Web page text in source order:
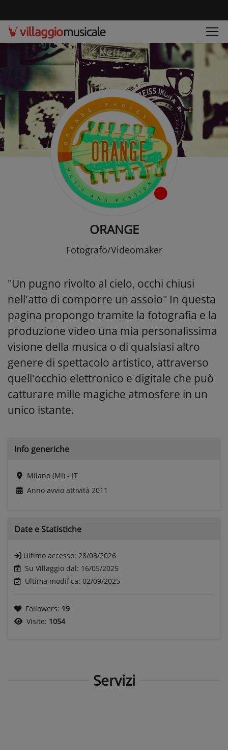
ORANGE
Fotografo/Videomaker
"Un pugno rivolto al cielo, occhi chiusi
nell'atto di comporre un assolo" In questa
pagina propongo tramite la fotografia e la
produzione video una mia personalissima
visione della musica o di qualsiasi altro
genere di spettacolo artistico, attraverso
quell'occhio elettronico e digitale che può
catturare mille magiche atmosfere in un
unico istante.
Info generiche
Milano (MI) - IT
Anno avvio attività 2011
Date e Statistiche
Ultimo accesso: 28/03/2026
Su Villaggio dal: 16/05/2025
Ultima modifica: 02/09/2025
Followers: 19
Visite: 1054
Servizi